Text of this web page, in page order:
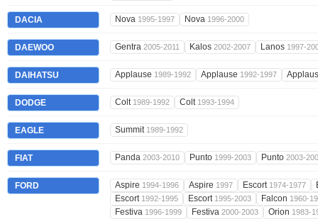
DACIA Nova 1995-1997 Nova 1996-2000
DAEWOO Gentra 2005-2011 Kalos 2002-2007 Lanos 1997-
DAIHATSU Applause 1989-1992 Applause 1992-1997
DODGE Colt 1989-1992 Colt 1993-1994
EAGLE Summit 1989-1992
FIAT Panda 2003-2010 Punto 1999-2003 Punto 2003-
FORD Aspire 1994-1996 Aspire 1997 Escort 1974-1977
Escort 1992-1995 Escort 1995-2003 Falcon 1960-
Festiva 1996-1999 Festiva 2000-2003 Orion 1983-